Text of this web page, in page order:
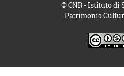
© CNR - Istituto di
Patrimonio